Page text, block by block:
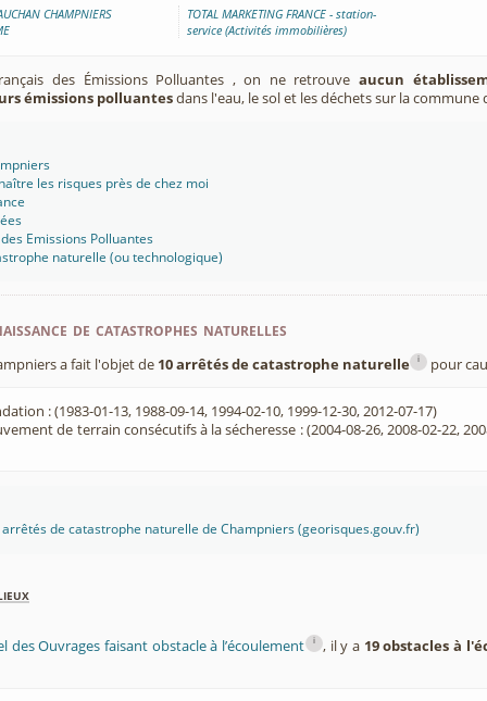
CHAMPNIERS
TOTAL MARKETING FRANCE - station-
service (Activités immobilières)
des Émissions Polluantes , on ne retrouveaucun
émissions polluantesdans l'eau, le sol et les déchets sur la commune
les risques près de chez moi
Emissions Polluantes
naturelle (ou technologique)
de catastrophes naturelles
a fait l'objet de 10 arrêtés de catastrophe naturelle i pour
: (1983-01-13, 1988-09-14, 1994-02-10, 1999-12-30, 2012-07-17)
de terrain consécutifs à la sécheresse : (2004-08-26, 2008-02-22,
de catastrophe naturelle de Champniers (georisques.gouv.fr)
des Ouvrages faisant obstacle à l’écoulement i , il y a 19 obstacles à